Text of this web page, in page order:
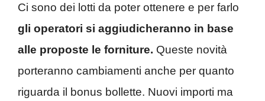
Ci sono dei lotti da poter ottenere e per farlo
gli operatori si aggiudicheranno in base
alle proposte le forniture. Queste novità
porteranno cambiamenti anche per quanto
riguarda il bonus bollette. Nuovi importi ma